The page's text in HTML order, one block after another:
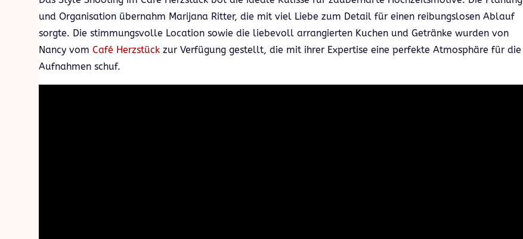
und Organisation übernahm Marijana Ritter, die mit viel Liebe zum Detail für einen reibungslosen Ablauf
sorgte. Die stimmungsvolle Location sowie die liebevoll arrangierten Kuchen und Getränke wurden von
Nancy vom Café Herzstück zur Verfügung gestellt, die mit ihrer Expertise eine perfekte Atmosphäre für die
Aufnahmen schuf.